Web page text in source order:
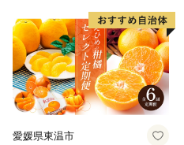
愛媛県東温市